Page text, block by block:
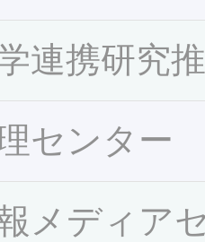
連携研究
センター
メディア